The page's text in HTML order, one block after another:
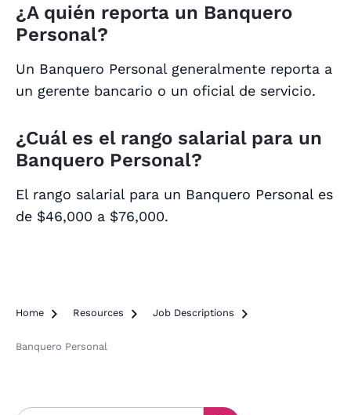
¿A quién reporta un Banquero
Personal?
Un Banquero Personal generalmente reporta a
un gerente bancario o un oficial de servicio.
¿Cuál es el rango salarial para un
Banquero Personal?
El rango salarial para un Banquero Personal es
de $46,000 a $76,000.
Home  Resources  Job Descriptions 
Banquero Personal